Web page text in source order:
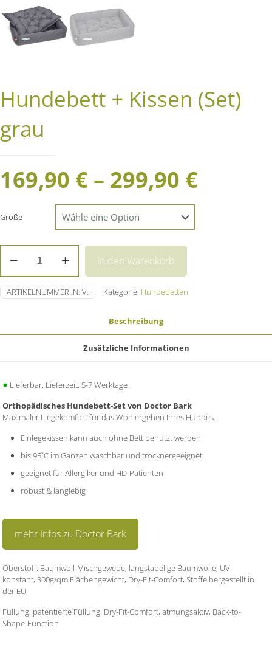
Hundebett + Kissen (Set)
grau
169,90 € – 299,90 €
Größe
(Set)
grau
In den Warenkorb
ARTIKELNUMMER: N. V. Kategorie: Hundebetten
Beschreibung
Zusätzliche Informationen
Lieferbar: Lieferzeit: 5-7 Werktage
Orthopädisches Hundebett-Set von Doctor Bark
Maximaler Liegekomfort für das Wohlergehen Ihres Hundes.
Einlegekissen kann auch ohne Bett benutzt werden
bis 95˚C im Ganzen waschbar und trocknergeeignet
geeignet für Allergiker und HD-Patienten
robust & langlebig
mehr Infos zu Doctor Bark
Oberstoff: Baumwoll-Mischgewebe, langstabelige Baumwolle, UV-
konstant, 300g/qm Flächengewicht, Dry-Fit-Comfort, Stoffe hergestellt in
der EU
Füllung: patentierte Füllung, Dry-Fit-Comfort, atmungsaktiv, Back-to-
Shape-Function